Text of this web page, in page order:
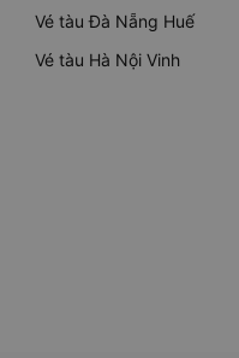
Vé tàu Đà Nẵng Huế
Vé tàu Hà Nội Vinh